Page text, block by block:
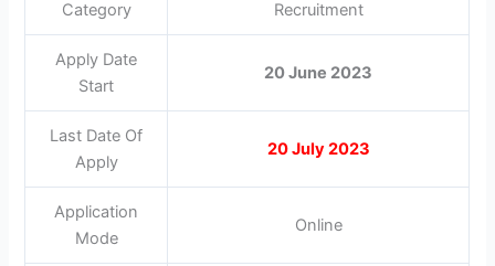
Category Recruitment
Apply Date
Start
20 June 2023
Last Date Of
Apply
20 July 2023
Application
Mode
Online